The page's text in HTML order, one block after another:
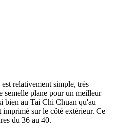
relativement simple, très
semelle plane pour un meilleur
bien au Tai Chi Chuan qu'au
sur le côté extérieur. Ce
du 36 au 40.